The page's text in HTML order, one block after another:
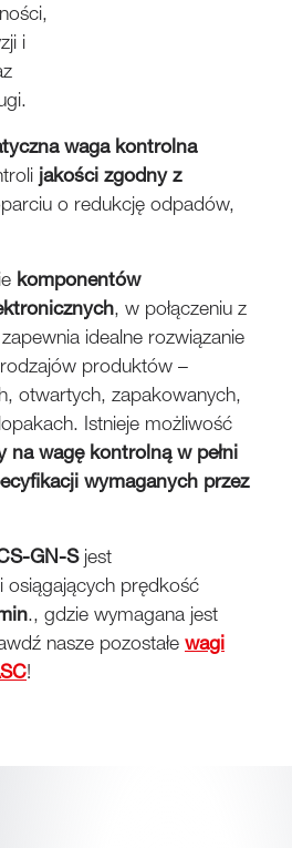
i
waga kontrolna
jakości zgodny z
o redukcję odpadów,
komponentów
, w połączeniu z
idealne rozwiązanie
produktów –
otwartych, zapakowanych,
Istnieje możliwość
na wagę kontrolną w pełni
wymaganych przez
GN-S jest
osiągających prędkość
., gdzie wymagana jest
nasze pozostałe wagi
!